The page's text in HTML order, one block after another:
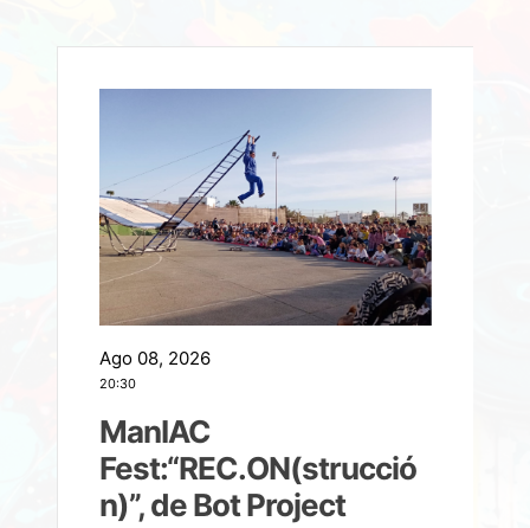
Ago 08, 2026
20:30
ManIAC
Fest:“REC.ON(strucció
n)”, de Bot Project